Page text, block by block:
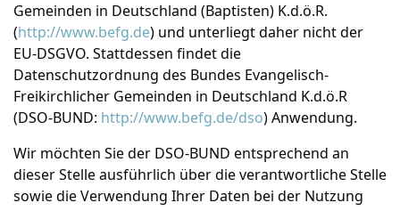
Gemeinden in Deutschland (Baptisten) K.d.ö.R.
(http://www.befg.de) und unterliegt daher nicht der
EU-DSGVO. Stattdessen findet die
Datenschutzordnung des Bundes Evangelisch-
Freikirchlicher Gemeinden in Deutschland K.d.ö.R
(DSO-BUND: http://www.befg.de/dso) Anwendung.
Wir möchten Sie der DSO-BUND entsprechend an
dieser Stelle ausführlich über die verantwortliche Stelle
sowie die Verwendung Ihrer Daten bei der Nutzung